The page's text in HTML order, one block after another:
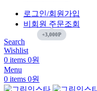
로그인/회원가입
비회원 주문조회
Search
Wishlist
0 items 0원
Menu
0 items 0원